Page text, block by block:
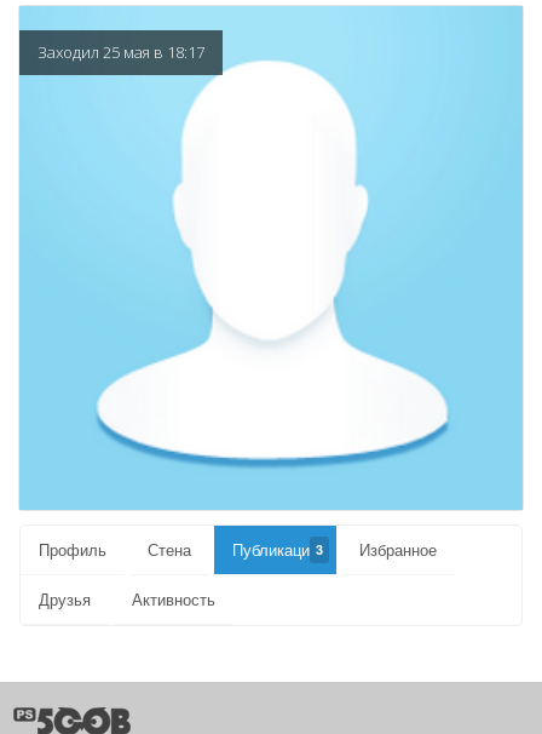
Заходил 25 мая в 18:17
Профиль Стена Публикации3 Избранное
Друзья Активность